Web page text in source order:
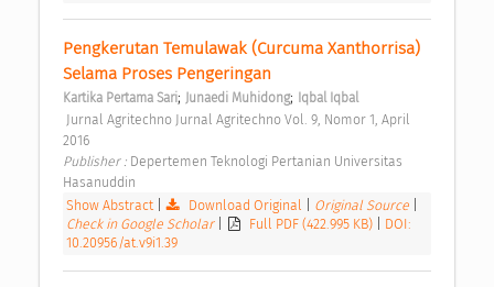
Pengkerutan Temulawak (Curcuma Xanthorrisa)
Selama Proses Pengeringan
Kartika Pertama Sari; Junaedi Muhidong; Iqbal Iqbal
2016
Publisher : Depertemen Teknologi Pertanian Universitas
Hasanuddin
Show Abstract
Download Original Original Source
Check in Google Scholar
Full PDF (422.995 KB)
DOI:
10.20956/at.v9i1.39